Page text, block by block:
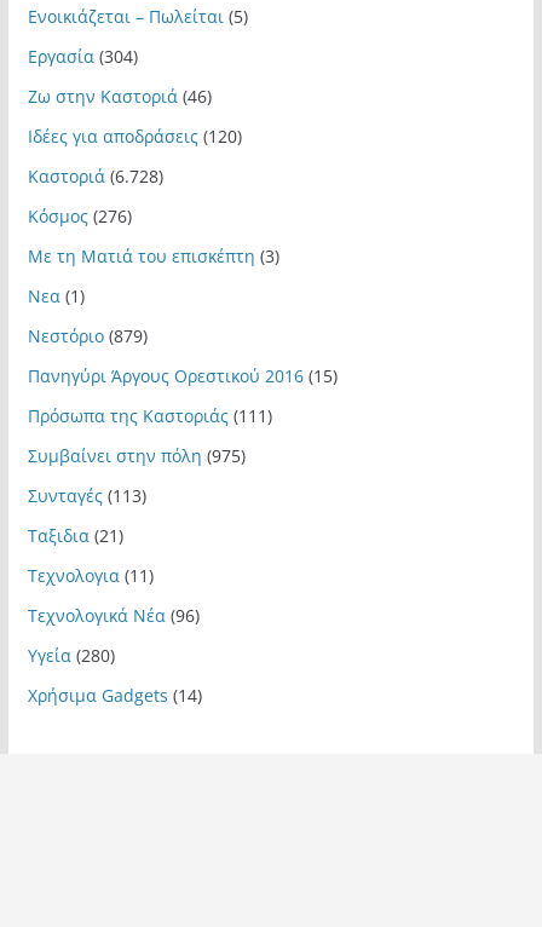
Ενοικιάζεται – Πωλείται (5)
Εργασία (304)
Ζω στην Καστοριά (46)
Ιδέες για αποδράσεις(120)
Καστοριά (6.728)
Κόσμος(276)
Με τη Ματιά του επισκέπτη (3)
Νεα (1)
Νεστόριο(879)
Πανηγύρι Άργους Ορεστικού 2016(15)
Πρόσωπα της Καστοριάς(111)
Συμβαίνει στην πόλη (975)
Συνταγές(113)
Ταξιδια (21)
Τεχνολογια (11)
Τεχνολογικά Νέα (96)
Υγεία (280)
Χρήσιμα Gadgets (14)